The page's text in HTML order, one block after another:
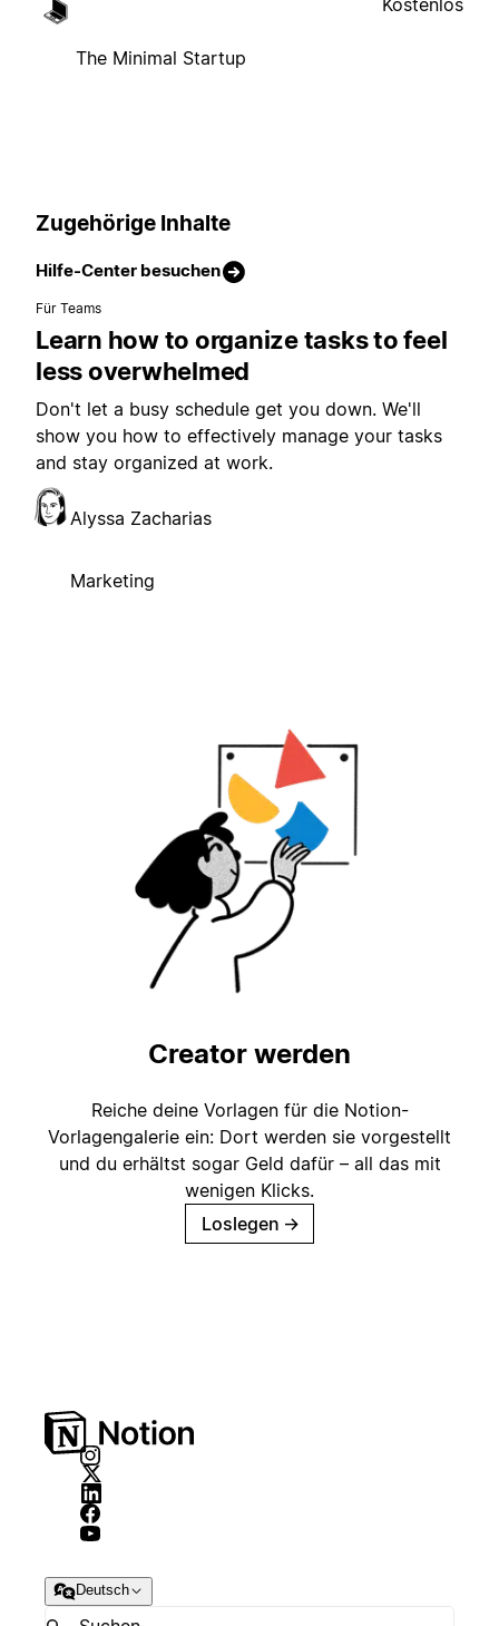
The Minimal Startup
Zugehörige Inhalte
Hilfe-Center besuchen
Für Teams
Learn how to organize tasks to feel
less overwhelmed
Don't let a busy schedule get you down. We'll
show you how to effectively manage your tasks
and stay organized at work.
Alyssa Zacharias
Marketing
Creator werden
Reiche deine Vorlagen für die Notion-
Vorlagengalerie ein: Dort werden sie vorgestellt
und du erhältst sogar Geld dafür – all das mit
wenigen Klicks.
Loslegen →
Deutsch